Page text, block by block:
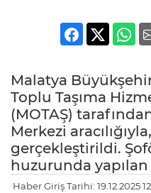
Malatya
Toplu Taşıma
(MOTAŞ)
Merkezi
gerçekleştirildi.
huzurunda
Haber Giriş Tarihi: 19.12.2025